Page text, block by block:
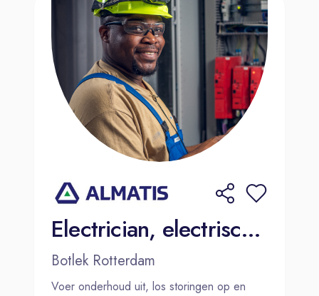
Electrician, electrische (storings)monteur
Botlek Rotterdam
Voer onderhoud uit, los storingen op en